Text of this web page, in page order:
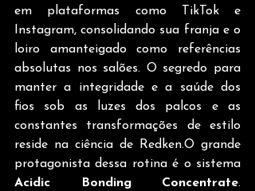
em plataformas como TikTok e
Instagram, consolidando sua franja e o
loiro amanteigado como referências
absolutas nos salões. O segredo para
manter a integridade e a saúde dos
fios sob as luzes dos palcos e as
constantes transformações de estilo
reside na ciência de Redken.O grande
Acidic Bonding Concentrate.